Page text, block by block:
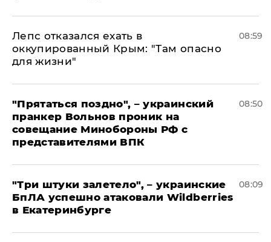
Лепс отказался ехать в
оккупированный Крым: "Там опасно
для жизни"
08:59
"Прятаться поздно", – украинский
пранкер Вольнов проник на
совещание Минобороны РФ с
представителями ВПК
08:50
"Три штуки залетело", – украинские
БпЛА успешно атаковали Wildberries
в Екатеринбурге
08:09